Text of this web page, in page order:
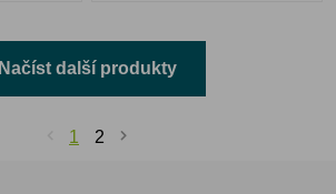
Načíst další produkty
1 2